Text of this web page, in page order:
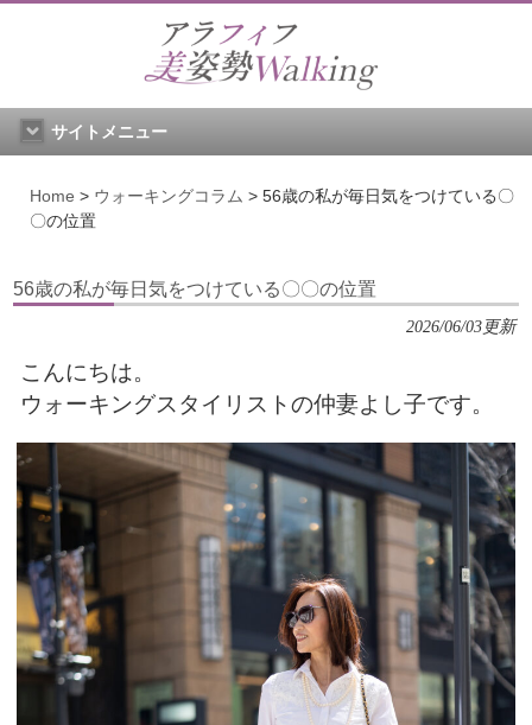
サイトメニュー
Home > ウォーキングコラム > 56歳の私が毎日気をつけている〇
〇の位置
56歳の私が毎日気をつけている〇〇の位置
2026/06/03更新
こんにちは。
ウォーキングスタイリストの仲妻よし子です。